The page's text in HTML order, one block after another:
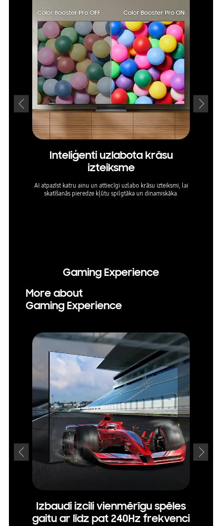
Inteliģenti uzlabota krāsu
izteiksme
AI atpazīst katru ainu un attiecīgi uzlabo krāsu izteiksmi, lai
skatīšanās pieredze kļūtu spilgtāka un dinamiskāka.
Gaming Experience
More about
Gaming Experience
Izbaudi izcili vienmērīgu spēles
gaitu ar līdz pat 240Hz frekvenci